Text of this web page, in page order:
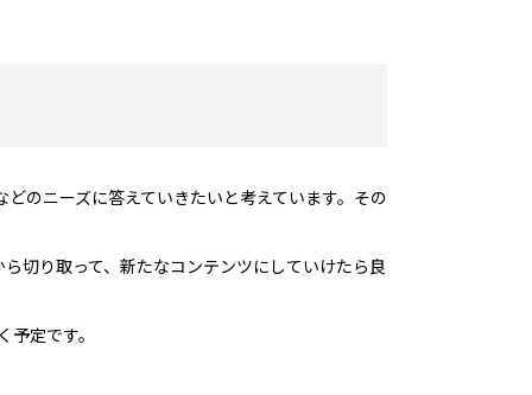
のニーズに答えていきたいと考えています。その
切り取って、新たなコンテンツにしていけたら良
定です。